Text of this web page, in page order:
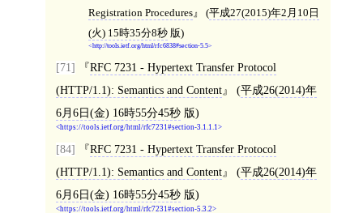
Registration Procedures
(平成27(2015)年2月10日
(火) 15時35分8秒版)
http://tools.ietf.org/html/rfc6838#section-5.5
[71]
RFC 7231 - Hypertext Transfer Protocol
(HTTP/1.1): Semantics and Content
(平成26(2014)年
6月6日(金) 16時55分45秒版)
https://tools.ietf.org/html/rfc7231#section-3.1.1.1
[84]
RFC 7231 - Hypertext Transfer Protocol
(HTTP/1.1): Semantics and Content
(平成26(2014)年
6月6日(金) 16時55分45秒版)
https://tools.ietf.org/html/rfc7231#section-5.3.2